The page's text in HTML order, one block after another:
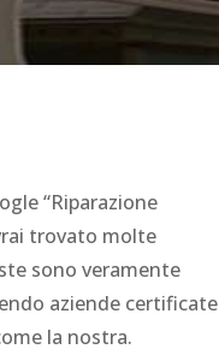
“Riparazione
trovato molte
sono veramente
aziende certificate
la nostra.